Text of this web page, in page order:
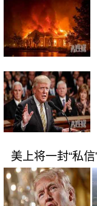
美上将一封“私